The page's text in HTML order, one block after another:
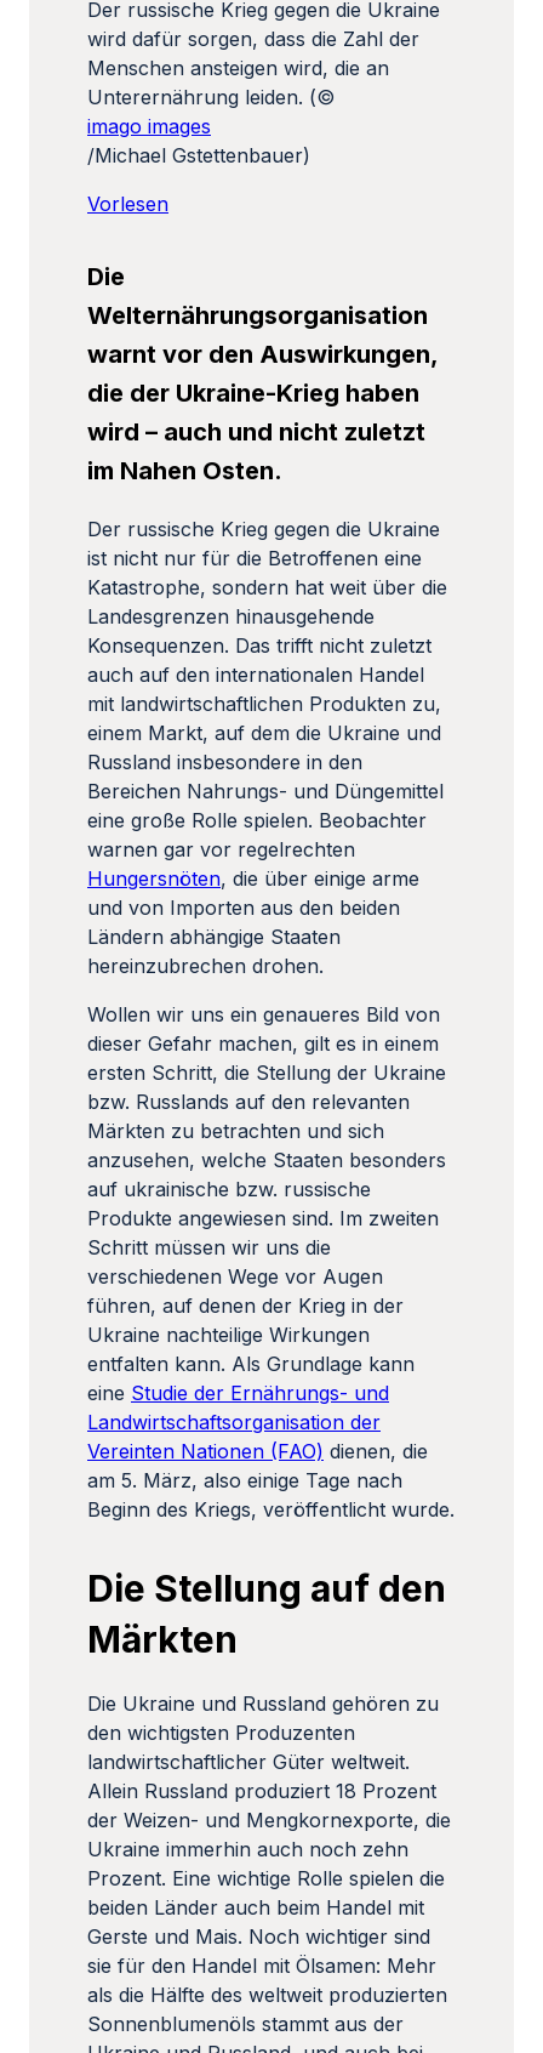
Der russische Krieg gegen die Ukraine
wird dafür sorgen, dass die Zahl der
Menschen ansteigen wird, die an
Unterernährung leiden. (©
imago images
/Michael Gstettenbauer)
Vorlesen
Die
Welternährungsorganisation
warnt vor den Auswirkungen,
die der Ukraine-Krieg haben
wird – auch und nicht zuletzt
im Nahen Osten.
Der russische Krieg gegen die Ukraine
ist nicht nur für die Betroffenen eine
Katastrophe, sondern hat weit über die
Landesgrenzen hinausgehende
Konsequenzen. Das trifft nicht zuletzt
auch auf den internationalen Handel
mit landwirtschaftlichen Produkten zu,
einem Markt, auf dem die Ukraine und
Russland insbesondere in den
Bereichen Nahrungs- und Düngemittel
eine große Rolle spielen. Beobachter
warnen gar vor regelrechten
Hungersnöten, die über einige arme
und von Importen aus den beiden
Ländern abhängige Staaten
hereinzubrechen drohen.
Wollen wir uns ein genaueres Bild von
dieser Gefahr machen, gilt es in einem
ersten Schritt, die Stellung der Ukraine
bzw. Russlands auf den relevanten
Märkten zu betrachten und sich
anzusehen, welche Staaten besonders
auf ukrainische bzw. russische
Produkte angewiesen sind. Im zweiten
Schritt müssen wir uns die
verschiedenen Wege vor Augen
führen, auf denen der Krieg in der
Ukraine nachteilige Wirkungen
entfalten kann. Als Grundlage kann
eine Studie der Ernährungs- und
Landwirtschaftsorganisation der
Vereinten Nationen (FAO) dienen, die
am 5. März, also einige Tage nach
Beginn des Kriegs, veröffentlicht wurde.
Die Stellung auf den
Märkten
Die Ukraine und Russland gehören zu
den wichtigsten Produzenten
landwirtschaftlicher Güter weltweit.
Allein Russland produziert 18 Prozent
der Weizen- und Mengkornexporte, die
Ukraine immerhin auch noch zehn
Prozent. Eine wichtige Rolle spielen die
beiden Länder auch beim Handel mit
Gerste und Mais. Noch wichtiger sind
sie für den Handel mit Ölsamen: Mehr
als die Hälfte des weltweit produzierten
Sonnenblumenöls stammt aus der